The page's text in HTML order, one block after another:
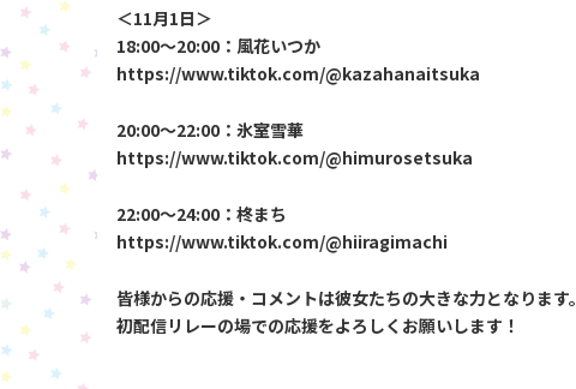
＜11月1日＞
18:00～20:00：風花いつか
https://www.tiktok.com/@kazahanaitsuka
20:00～22:00：氷室雪華
https://www.tiktok.com/@himurosetsuka
22:00～24:00：柊まち
https://www.tiktok.com/@hiiragimachi
皆様からの応援・コメントは彼女たちの大きな力となります。
初配信リレーの場での応援をよろしくお願いします！